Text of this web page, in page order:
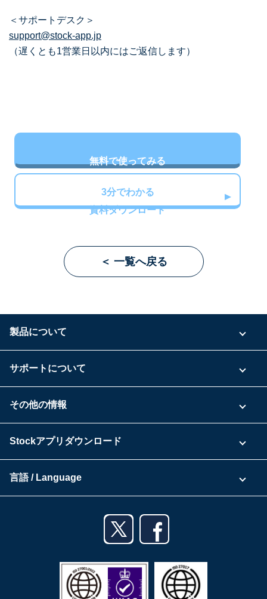
＜サポートデスク＞
support@stock-app.jp
（遅くとも1営業日以内にはご返信します）
無料で使ってみる
3分でわかる
資料ダウンロード
＜ 一覧へ戻る
製品について
具体的な活用事例
セキュリティ
資料ダウンロード
サポートについて
よくある質問
その他の情報
Stock公式ブログ
プライバシーポリシー
Stockアプリダウンロード
iPhoneアプリ
Androidタブレットアプリ
言語 / Language